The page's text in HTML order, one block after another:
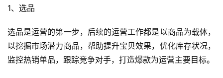
1、选品
选品是运营的第一步，后续的运营工作都是以商品为载体，
以挖掘市场潜力商品，帮助提升宝贝效果，优化库存状况，
监控热销单品，跟踪竞争对手，打造爆款为运营主要目标。